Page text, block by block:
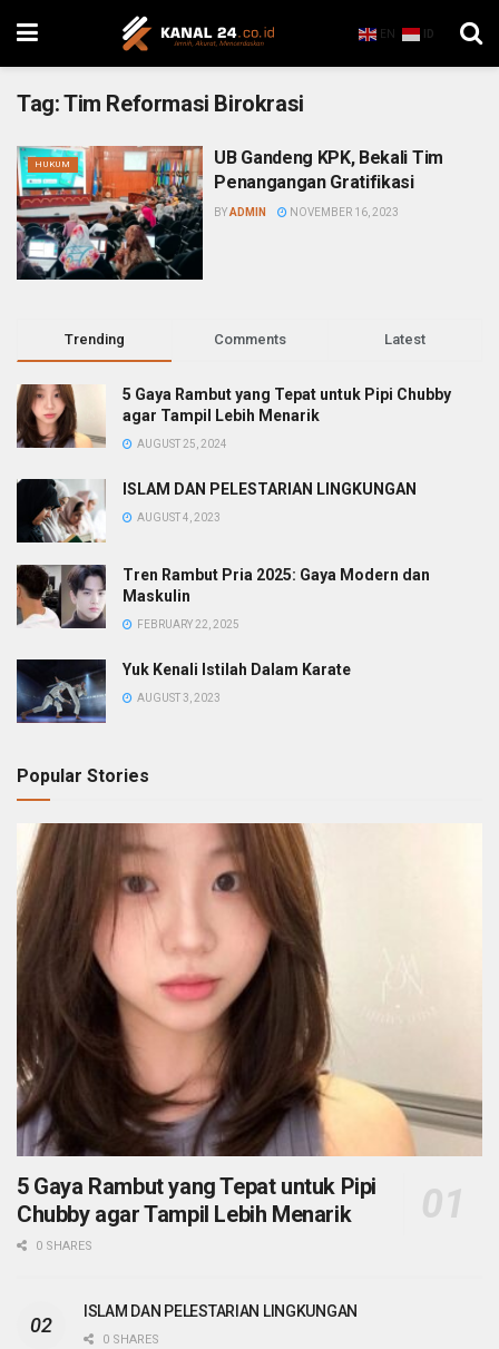
EN ID
Tag:Tim Reformasi Birokrasi
HUKUM
UB Gandeng KPK, Bekali Tim
Penangangan Gratifikasi
BYADMIN NOVEMBER 16, 2023
Trending Comments Latest
5 Gaya Rambut yang Tepat untuk Pipi Chubby
agar Tampil Lebih Menarik
AUGUST 25, 2024
ISLAM DAN PELESTARIAN LINGKUNGAN
AUGUST 4, 2023
Tren Rambut Pria 2025: Gaya Modern dan
Maskulin
FEBRUARY 22, 2025
Yuk Kenali Istilah Dalam Karate
AUGUST 3, 2023
Popular Stories
5 Gaya Rambut yang Tepat untuk Pipi
Chubby agar Tampil Lebih Menarik
0 SHARES
ISLAM DAN PELESTARIAN LINGKUNGAN
0 SHARES